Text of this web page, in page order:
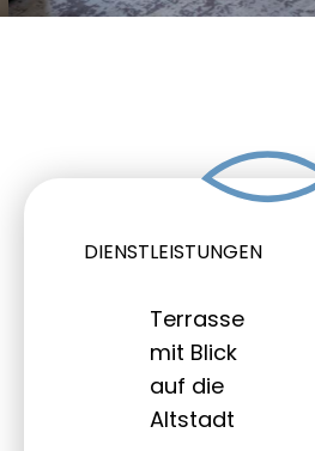
DIENSTLEISTUNGEN
Terrasse
mit Blick
auf die
Altstadt